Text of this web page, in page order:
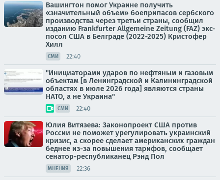
Вашингтон помог Украине получить
«значительный объем» боеприпасов сербского
производства через третьи страны, сообщил
изданию Frankfurter Allgemeine Zeitung (FAZ) экс-
посол США в Белграде (2022-2025) Кристофер
Хилл
СМИ 22:40
"Инициаторами ударов по нефтяным и газовым
объектам [в Ленинградской и Калининградской
областях в июле 2026 года] являются страны
НАТО, а не Украина"
СМИ 22:40
Юлия Витязева: Законопроект США против
России не поможет урегулировать украинский
кризис, а скорее сделает американских граждан
беднее из-за повышения тарифов, сообщает
сенатор-республиканец Рэнд Пол
МНЕНИЯ 22:36